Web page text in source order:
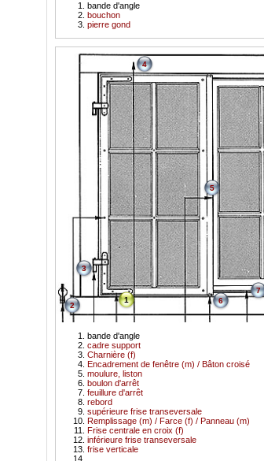
bande d'angle
bouchon
pierre gond
1
bande d'angle
cadre support
2
Charnière (f)
3
Encadrement de fenêtre (m) / Bâton croisé
4
moulure, liston
5
boulon d'arrêt
6
feuillure d'arrêt
7
rebord
supérieure frise transeversale
Remplissage (m) / Farce (f) / Panneau (m)
Frise centrale en croix (f)
inférieure frise transeversale
frise verticale